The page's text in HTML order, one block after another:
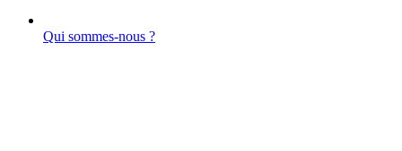
Qui sommes-nous ?